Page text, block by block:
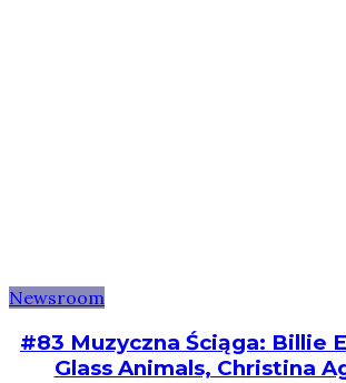
Newsroom
#83 Muzyczna Ściąga: Billie
Glass Animals, Christina